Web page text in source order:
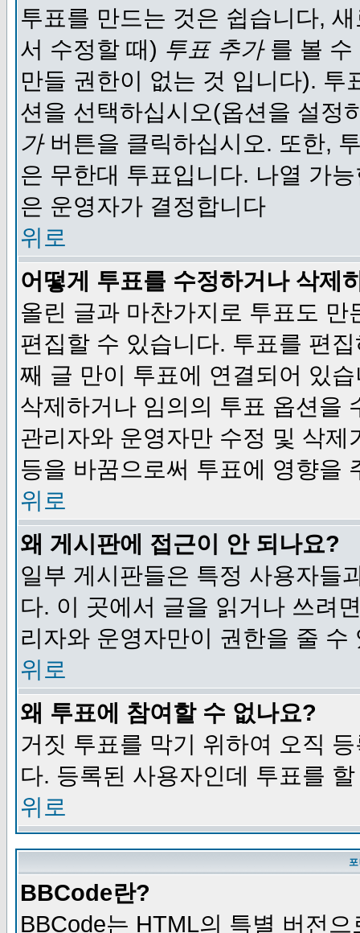
투표를 만드는 것은 쉽습니다,
서 수정할 때) 투표 추가를 볼 수
만들 권한이 없는 것 입니다).
션을 선택하십시오(옵션을 설정
가버튼을 클릭하십시오. 또한,
은 무한대 투표입니다. 나열 가
은 운영자가 결정합니다
위로
어떻게 투표를 수정하거나 삭제
올린 글과 마찬가지로 투표도
편집할 수 있습니다. 투표를 편
째 글 만이 투표에 연결되어 있
삭제하거나 임의의 투표 옵션을
관리자와 운영자만 수정 및 삭
등을 바꿈으로써 투표에 영향을
위로
왜 게시판에 접근이 안 되나요?
일부 게시판들은 특정 사용자들
다. 이 곳에서 글을 읽거나 쓰려
리자와 운영자만이 권한을 줄
위로
왜 투표에 참여할 수 없나요?
거짓 투표를 막기 위하여 오직
다. 등록된 사용자인데 투표를
위로
BBCode란?
BBCode는 HTML의 특별 버전